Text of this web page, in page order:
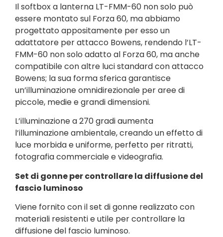
Il softbox a lanterna LT-FMM-60 non solo può
essere montato sul Forza 60, ma abbiamo
progettato appositamente per esso un
adattatore per attacco Bowens, rendendo l’LT-
FMM-60 non solo adatto al Forza 60, ma anche
compatibile con altre luci standard con attacco
Bowens; la sua forma sferica garantisce
un’illuminazione omnidirezionale per aree di
piccole, medie e grandi dimensioni.
L’illuminazione a 270 gradi aumenta
l’illuminazione ambientale, creando un effetto di
luce morbida e uniforme, perfetto per ritratti,
fotografia commerciale e videografia.
Set di gonne per controllare la diffusione del
fascio luminoso
Viene fornito con il set di gonne realizzato con
materiali resistenti e utile per controllare la
diffusione del fascio luminoso.